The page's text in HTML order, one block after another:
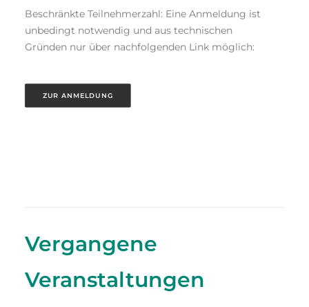
Beschränkte Teilnehmerzahl: Eine Anmeldung ist
unbedingt notwendig und aus technischen
Gründen nur über nachfolgenden Link möglich:
ZUR ANMELDUNG
Vergangene
Veranstaltungen